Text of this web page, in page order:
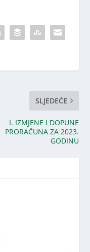
SLJEDEĆE
I. IZMJENE I DOPUNE
PRORAČUNA ZA 2023.
GODINU